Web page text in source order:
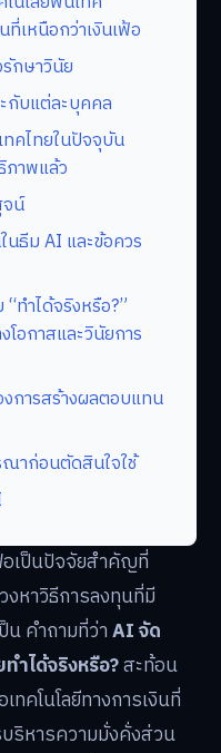
เหนือกว่าเงินเฟ้อ
กษาวินัย
กับแต่ละบุคคล
คไทยในปัจจุบัน
ภาพแล้ว
น์
ธีม AI และข้อควร
ทำได้จริงหรือ?”
โอกาสและวินัยการ
การสร้างผลตอบแทน
ณาก่อนตัดสินใจใช้
อเป็นปัจจัยสำคัญที่
หาวิธีการลงทุนที่มี
น คำถามที่ว่าAI จัด
ำได้จริงหรือ?สะท้อน
ทคโนโลยีทางการเงินที่
ริหารความมั่งคั่งส่วน